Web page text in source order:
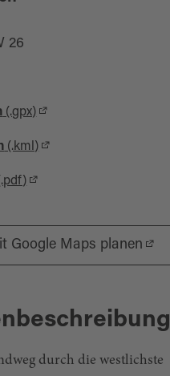
26
(.gpx)
(.kml)
Google Maps planen
durch die westlichste